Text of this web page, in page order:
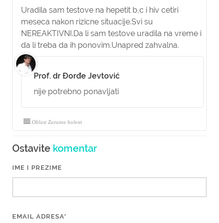
Uradila sam testove na hepetit b,c i hiv cetiri
meseca nakon rizicne situacije.Svi su
NEREAKTIVNI.Da li sam testove uradila na vreme i
da li treba da ih ponovim.Unapred zahvalna.
Prof. dr Đorđe Jevtović
nije potrebno ponavljati
Oblast Zarazne bolesti
Ostavite komentar
IME I PREZIME
EMAIL ADRESA*